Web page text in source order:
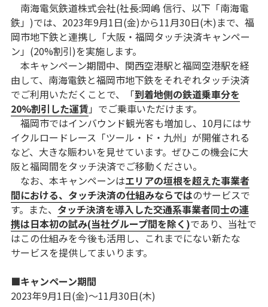
南海電気鉄道株式会社(社長:岡嶋 信行、以下「南海電
鉄」)では、2023年9月1日(金)から11月30日(木)まで、福
岡市地下鉄と連携し「大阪・福岡タッチ決済キャンペー
ン」(20%割引)を実施します。
本キャンペーン期間中、関西空港駅と福岡空港駅を経
由して、南海電鉄と福岡市地下鉄をそれぞれタッチ決済
でご利用いただくことで、「到着地側の鉄道乗車分を
20%割引した運賃 」でご乗車いただけます。
福岡市ではインバウンド観光客も増加し、10月にはサ
イクルロードレース「ツール・ド・九州」が開催される
など、大きな賑わいを見せています。ぜひこの機会に大
阪と福岡間をタッチ決済でご移動ください。
なお、本キャンペーンはエリアの垣根を超えた事業者
間における、タッチ決済の仕組みならではのサービスで
す。また、 タッチ決済を導入した交通系事業者同士の連
携は日本初の試み(当社グループ間を除く)であり、当社で
はこの仕組みを今後も活用し、これまでにない新たな
サービスを提供してまいります。
■キャンペーン期間
2023年9月1日(金)～11月30日(木)